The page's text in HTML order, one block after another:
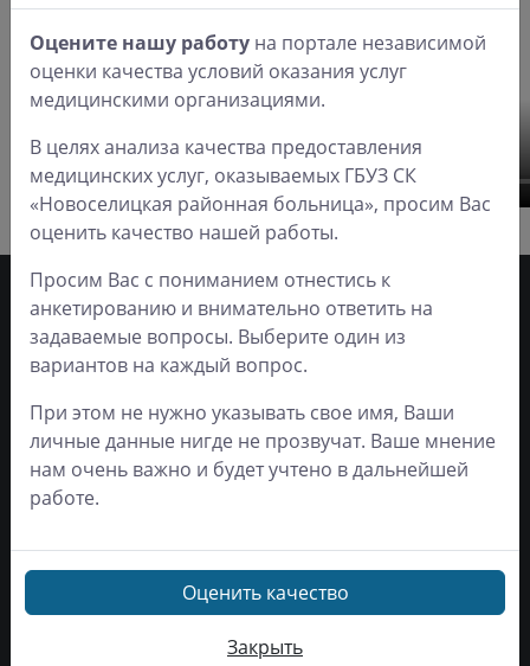
ЛО-26-01-005214 от 2
декабря 2019 г.
Если вы обнаружите
ошибку в тексте,
и нажмите Ctrl+Enter
Инструкция по работе с
Читать подробнее
Часы работы
Понедельник
Вторник
Пятница
8:00 - 18:00
8:00 - 18:00
Оцените нашу работу на портале независимой
оценки качества условий оказания услуг
медицинскими организациями.
В целях анализа качества предоставления
медицинских услуг, оказываемых ГБУЗ СК
«Новоселицкая районная больница», просим Вас
оценить качество нашей работы.
Просим Вас с пониманием отнестись к
анкетированию и внимательно ответить на
задаваемые вопросы. Выберите один из
вариантов на каждый вопрос.
При этом не нужно указывать свое имя, Ваши
личные данные нигде не прозвучат. Ваше мнение
нам очень важно и будет учтено в дальнейшей
работе.
Оценить качество
Закрыть